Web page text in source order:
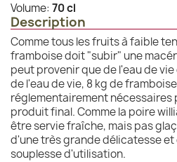
Volume: 70 cl
Description
Comme tous les fruits à faible
framboise doit "subir" une
peut provenir que de l'eau de
de l'eau de vie, 8 kg de
réglementairement nécessaires
produit final. Comme la poire
être servie fraîche, mais pas
d'une très grande délicatesse
souplesse d'utilisation.